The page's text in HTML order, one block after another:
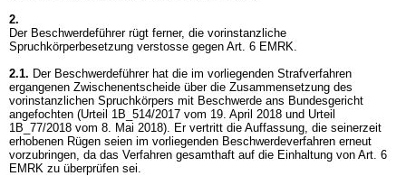
2.
Der Beschwerdeführer rügt ferner, die vorinstanzliche
Spruchkörperbesetzung verstosse gegen Art. 6 EMRK.
2.1. Der Beschwerdeführer hat die im vorliegenden Strafverfahren
ergangenen Zwischenentscheide über die Zusammensetzung des
vorinstanzlichen Spruchkörpers mit Beschwerde ans Bundesgericht
angefochten (Urteil 1B_514/2017 vom 19. April 2018 und Urteil
1B_77/2018 vom 8. Mai 2018). Er vertritt die Auffassung, die seinerzeit
erhobenen Rügen seien im vorliegenden Beschwerdeverfahren erneut
vorzubringen, da das Verfahren gesamthaft auf die Einhaltung von Art. 6
EMRK zu überprüfen sei.